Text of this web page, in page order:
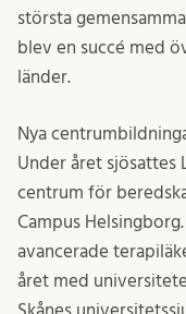
största
blev en succé med
länder.
Nya
Under året sjösattes
centrum för
Campus
avancerade
året med